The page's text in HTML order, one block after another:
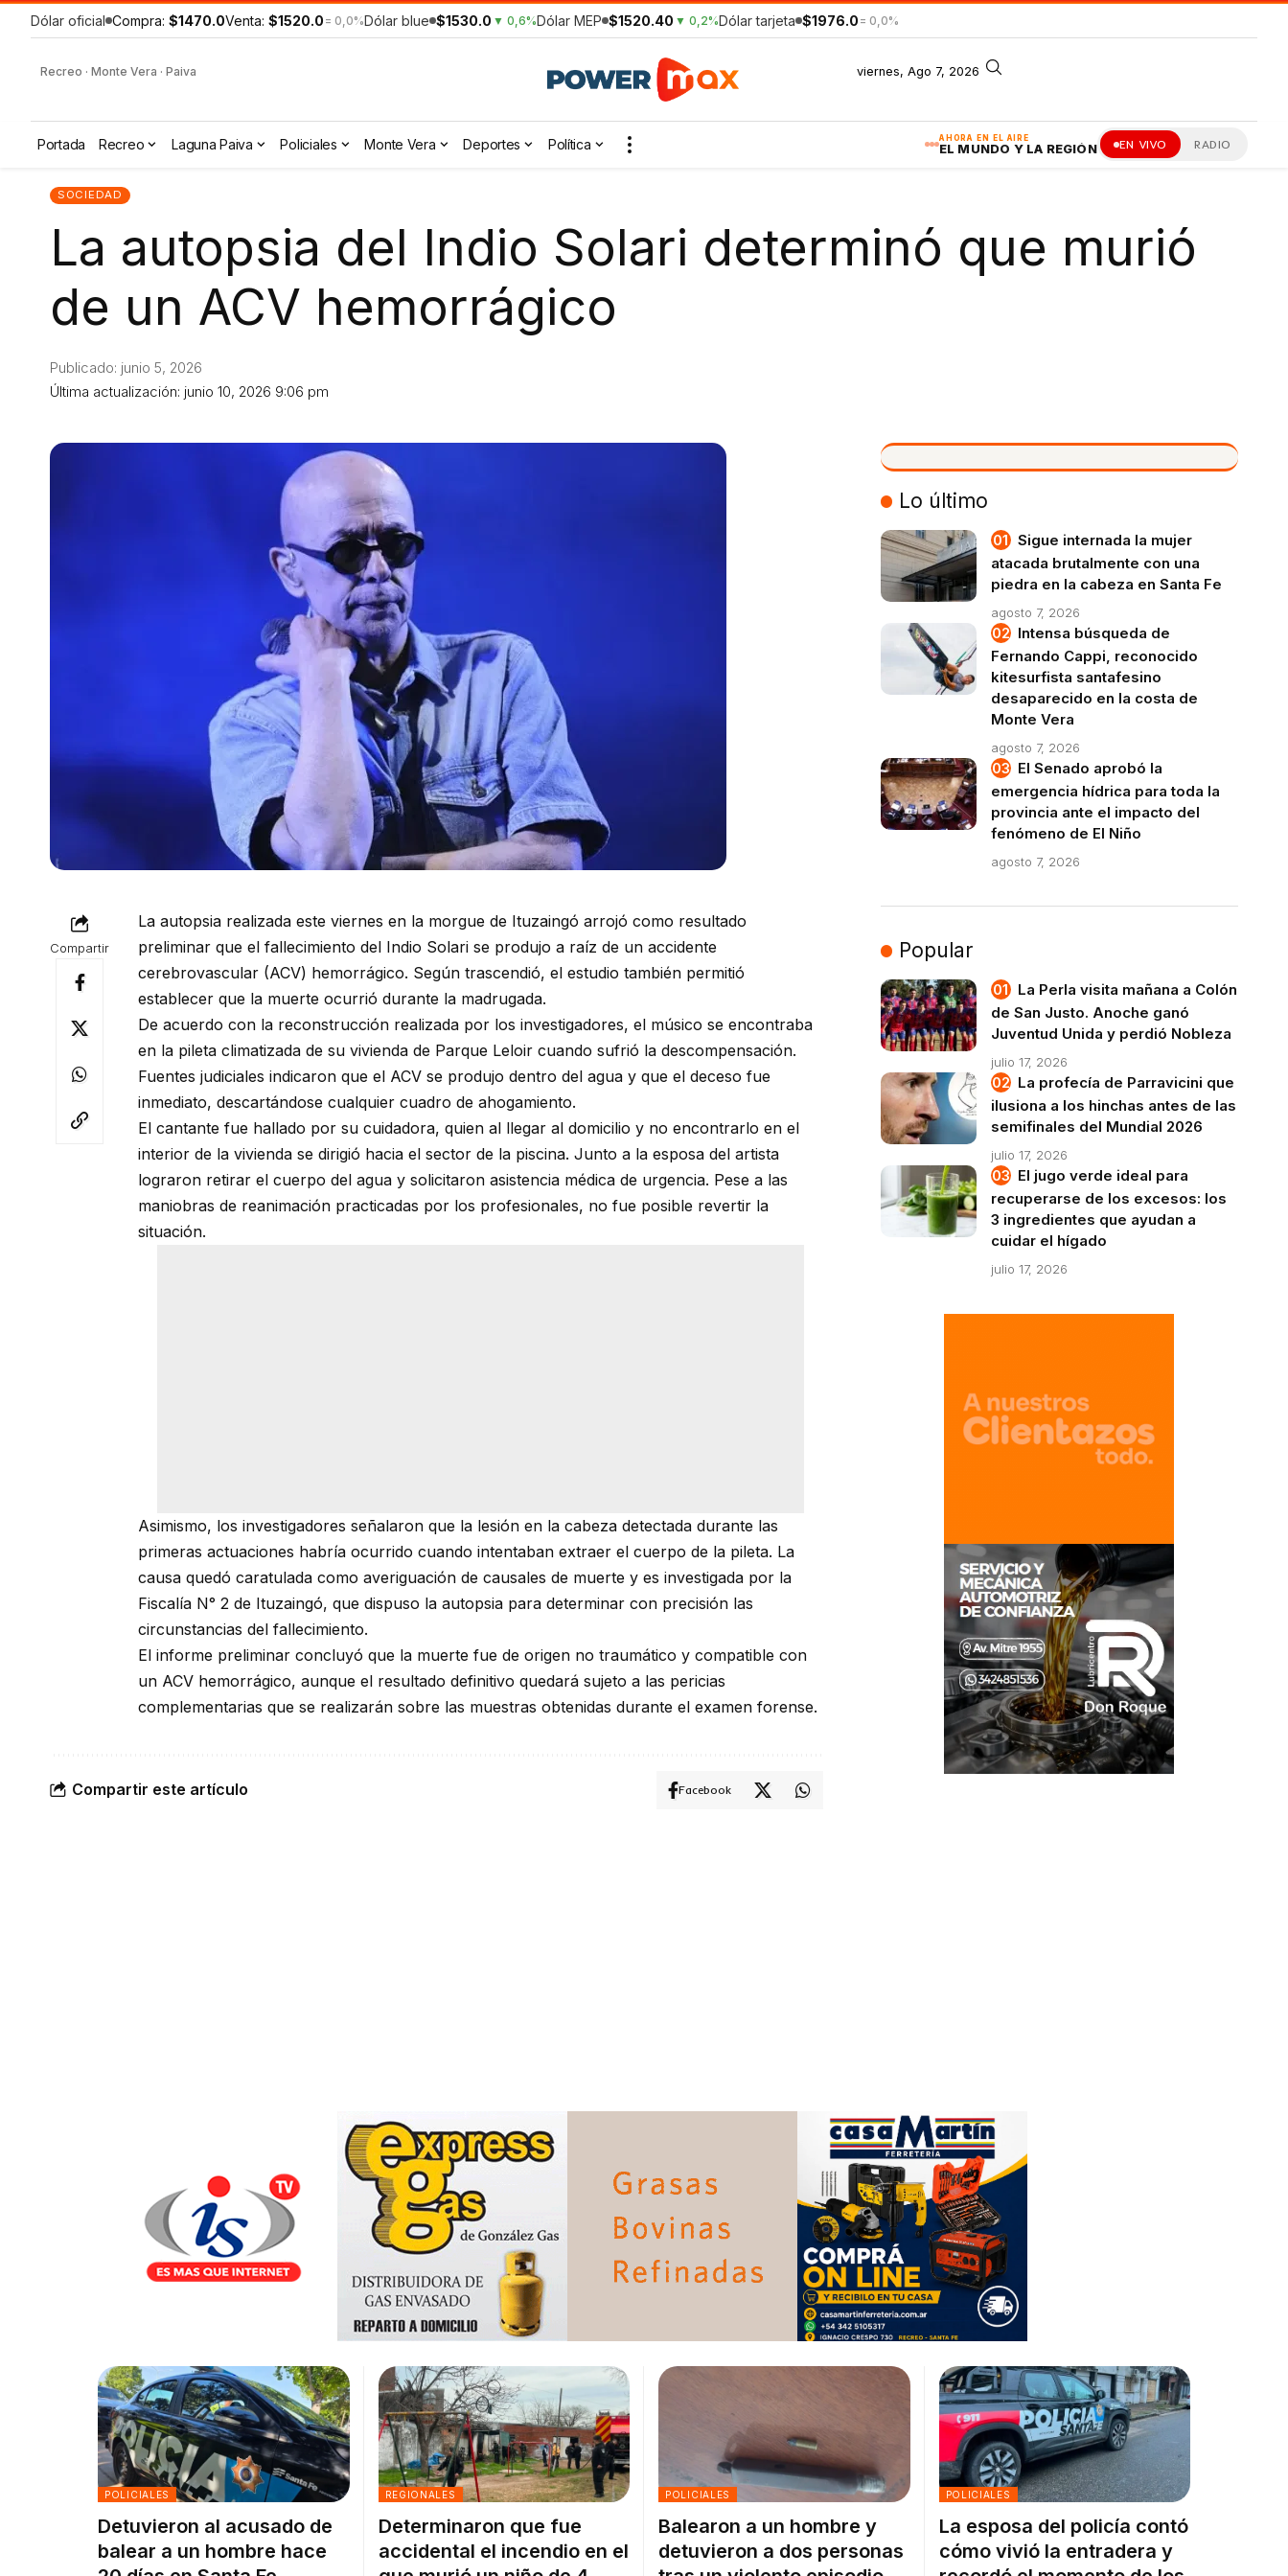
Dólar oficial Compra: $1470.0Venta: $1520.0 = 0,0%Dólar blue $1530.0 ▼ 0,6%Dólar MEP $1520.40 ▼ 0,2%Dólar tarjeta $1976.0 = 0,0%
Recreo · Monte Vera · Paiva viernes, Ago 7, 2026
AHORA EN EL AIRE
EL MUNDO Y LA REGIÓN EN VIVO RADIO
Portada Recreo Laguna Paiva Policiales Monte Vera Deportes Política
SOCIEDAD
La autopsia del Indio Solari determinó que murió
de un ACV hemorrágico
Última actualización: junio 10, 2026 9:06 pm
Publicado: junio 5, 2026
Compartir
La autopsia realizada este viernes en la morgue de Ituzaingó arrojó como resultado
preliminar que el fallecimiento del Indio Solari se produjo a raíz de un accidente
cerebrovascular (ACV) hemorrágico. Según trascendió, el estudio también permitió
establecer que la muerte ocurrió durante la madrugada.
De acuerdo con la reconstrucción realizada por los investigadores, el músico se encontraba
en la pileta climatizada de su vivienda de Parque Leloir cuando sufrió la descompensación.
Fuentes judiciales indicaron que el ACV se produjo dentro del agua y que el deceso fue
inmediato, descartándose cualquier cuadro de ahogamiento.
El cantante fue hallado por su cuidadora, quien al llegar al domicilio y no encontrarlo en el
interior de la vivienda se dirigió hacia el sector de la piscina. Junto a la esposa del artista
lograron retirar el cuerpo del agua y solicitaron asistencia médica de urgencia. Pese a las
maniobras de reanimación practicadas por los profesionales, no fue posible revertir la
situación.
Asimismo, los investigadores señalaron que la lesión en la cabeza detectada durante las
primeras actuaciones habría ocurrido cuando intentaban extraer el cuerpo de la pileta. La
causa quedó caratulada como averiguación de causales de muerte y es investigada por la
Fiscalía N° 2 de Ituzaingó, que dispuso la autopsia para determinar con precisión las
circunstancias del fallecimiento.
El informe preliminar concluyó que la muerte fue de origen no traumático y compatible con
un ACV hemorrágico, aunque el resultado definitivo quedará sujeto a las pericias
complementarias que se realizarán sobre las muestras obtenidas durante el examen forense.
Compartir este artículo Facebook
VIVO
Lo último
Sigue internada la mujer
atacada brutalmente con una
piedra en la cabeza en Santa Fe
agosto 7, 2026
Intensa búsqueda de
Fernando Cappi, reconocido
kitesurfista santafesino
desaparecido en la costa de
Monte Vera
agosto 7, 2026
El Senado aprobó la
emergencia hídrica para toda la
provincia ante el impacto del
fenómeno de El Niño
agosto 7, 2026
Popular
La Perla visita mañana a Colón
de San Justo. Anoche ganó
Juventud Unida y perdió Nobleza
julio 17, 2026
La profecía de Parravicini que
ilusiona a los hinchas antes de las
semifinales del Mundial 2026
julio 17, 2026
El jugo verde ideal para
recuperarse de los excesos: los
3 ingredientes que ayudan a
cuidar el hígado
julio 17, 2026
POLICIALES
Detuvieron al acusado de
balear a un hombre hace
REGIONALES
Determinaron que fue
accidental el incendio en el
POLICIALES
Balearon a un hombre y
detuvieron a dos personas
POLICIALES
La esposa del policía contó
cómo vivió la entradera y